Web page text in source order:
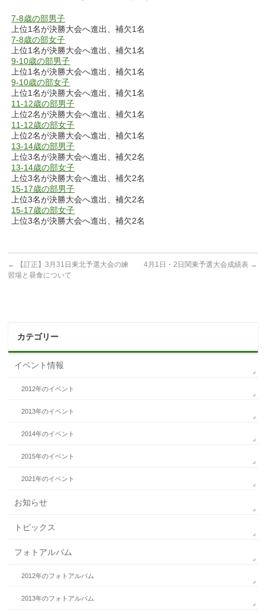
7-8歳の部男子
上位1名が決勝大会へ進出、補欠1名
7-8歳の部女子
上位1名が決勝大会へ進出、補欠1名
9-10歳の部男子
上位1名が決勝大会へ進出、補欠1名
9-10歳の部女子
上位1名が決勝大会へ進出、補欠1名
11-12歳の部男子
上位2名が決勝大会へ進出、補欠1名
11-12歳の部女子
上位2名が決勝大会へ進出、補欠1名
13-14歳の部男子
上位3名が決勝大会へ進出、補欠2名
13-14歳の部女子
上位3名が決勝大会へ進出、補欠2名
15-17歳の部男子
上位3名が決勝大会へ進出、補欠2名
15-17歳の部女子
上位3名が決勝大会へ進出、補欠2名
←
【訂正】3月31日東北予選大会の練
習場と昼食について
4月1日・2日関東予選大会成績表 →
カテゴリー
イベント情報
2012年のイベント
2013年のイベント
2014年のイベント
2015年のイベント
2021年のイベント
お知らせ
トピックス
フォトアルバム
2012年のフォトアルバム
2013年のフォトアルバム